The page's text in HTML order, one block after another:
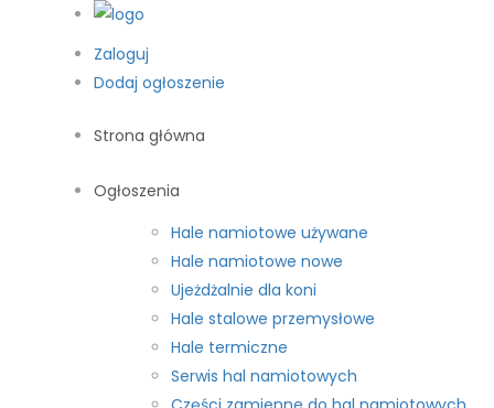
Zaloguj
Dodaj ogłoszenie
Strona główna
Ogłoszenia
Hale namiotowe używane
Hale namiotowe nowe
Ujeżdżalnie dla koni
Hale stalowe przemysłowe
Hale termiczne
Serwis hal namiotowych